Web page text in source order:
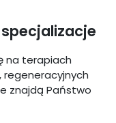
na terapiach
znajdą Państwo